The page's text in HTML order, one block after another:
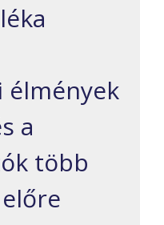
élmények
a
több